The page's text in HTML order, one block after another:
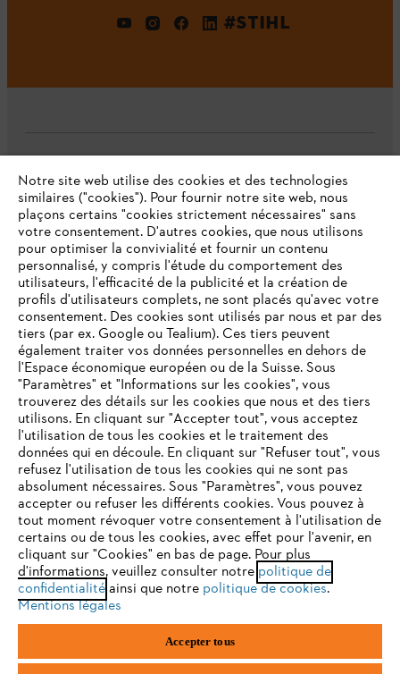
#STIHL
L'Entreprise
Questions fréquentes
Service
Politique de protection des données
Mentions légales Cookies
Informations juridiques
STIHL VERTRIEBS AG, 8617 Mönchaltorf
VOTRE NAVIGATEUR INTERNET
N'EST PLUS PRIS EN CHARGE
Vous utilisez un navigateur Internet que nous ne prenons plus
en charge, et certaines fonctionnalités de notre site ne
peuvent fonctionner correctement. Pour une utilisation
optimale de notre site, nous vous recommandons de passer à
l'un des navigateurs suivants :
firefox chrome
Notre site web utilise des cookies et des technologies
similaires ("cookies"). Pour fournir notre site web, nous
plaçons certains "cookies strictement nécessaires" sans
votre consentement. D'autres cookies, que nous utilisons
pour optimiser la convivialité et fournir un contenu
personnalisé, y compris l'étude du comportement des
utilisateurs, l'efficacité de la publicité et la création de
profils d'utilisateurs complets, ne sont placés qu'avec votre
consentement. Des cookies sont utilisés par nous et par des
tiers (par ex. Google ou Tealium). Ces tiers peuvent
également traiter vos données personnelles en dehors de
l'Espace économique européen ou de la Suisse. Sous
"Paramètres" et "Informations sur les cookies", vous
trouverez des détails sur les cookies que nous et des tiers
utilisons. En cliquant sur "Accepter tout", vous acceptez
l'utilisation de tous les cookies et le traitement des
données qui en découle. En cliquant sur "Refuser tout", vous
refusez l'utilisation de tous les cookies qui ne sont pas
absolument nécessaires. Sous "Paramètres", vous pouvez
accepter ou refuser les différents cookies. Vous pouvez à
tout moment révoquer votre consentement à l'utilisation de
certains ou de tous les cookies, avec effet pour l'avenir, en
cliquant sur "Cookies" en bas de page. Pour plus
d'informations, veuillez consulter notre politique de
confidentialitéainsi que notre politique de cookies.
Mentions légales
Accepter tous